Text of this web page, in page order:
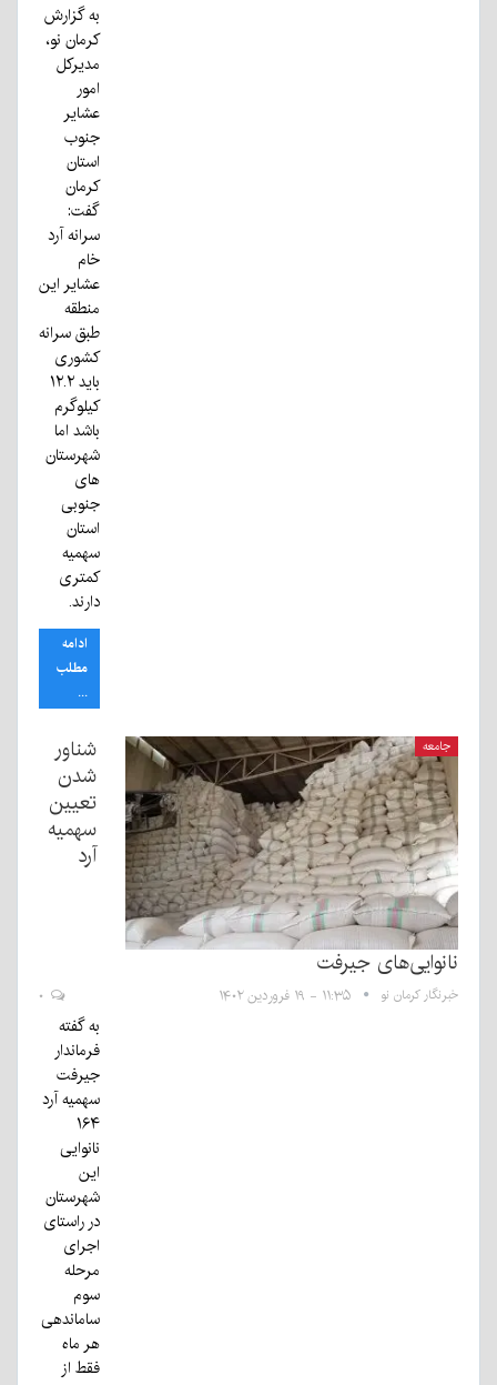
به گزارش
کرمان نو،
مدیرکل
امور
عشایر
جنوب
استان
کرمان
گفت:
سرانه آرد
خام
عشایر این
منطقه
طبق سرانه
کشوری
باید ۱۲.۲
کیلوگرم
باشد اما
شهرستان
های
جنوبی
استان
سهمیه
کمتری
دارند.
ادامه
مطلب
...
جامعه
شناور
شدن
تعیین
سهمیه
آرد
نانوایی‌های جیرفت
خبرنگار کرمان نو ۱۱:۳۵ - ۱۹ فروردین ۱۴۰۲
به گفته
فرماندار
جیرفت
سهمیه آرد
۱۶۴
نانوایی
این
شهرستان
در راستای
اجرای
مرحله
سوم
ساماندهی
هر ماه
فقط از